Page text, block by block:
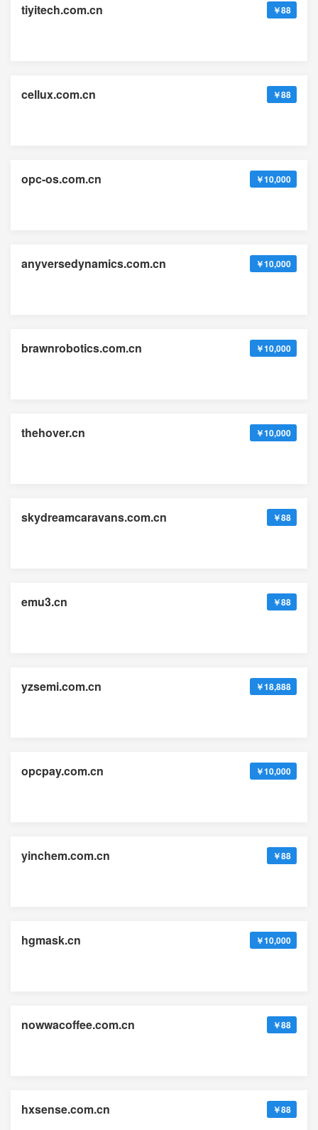
tiyitech.com.cn ￥88
cellux.com.cn ￥88
opc-os.com.cn ￥10,000
anyversedynamics.com.cn ￥10,000
brawnrobotics.com.cn ￥10,000
thehover.cn ￥10,000
skydreamcaravans.com.cn ￥88
emu3.cn ￥88
yzsemi.com.cn ￥18,888
opcpay.com.cn ￥10,000
yinchem.com.cn ￥88
hgmask.cn ￥10,000
nowwacoffee.com.cn ￥88
hxsense.com.cn ￥88